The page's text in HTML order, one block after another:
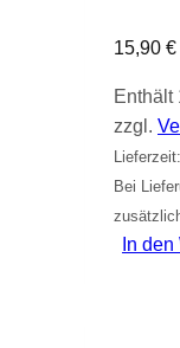
15,90 €
Enthält
zzgl.
Bei
In